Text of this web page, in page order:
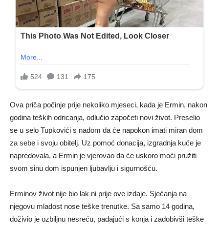
Ova priča počinje prije nekoliko mjeseci, kada je Ermin, nakon
godina teških odricanja, odlučio započeti novi život. Preselio
se u selo Tupkovići s nadom da će napokon imati miran dom
za sebe i svoju obitelj. Uz pomoć donacija, izgradnja kuće je
napredovala, a Ermin je vjerovao da će uskoro moći pružiti
svom sinu dom ispunjen ljubavlju i sigurnošću.
Erminov život nije bio lak ni prije ove izdaje. Sjećanja na
njegovu mladost nose teške trenutke. Sa samo 14 godina,
doživio je ozbiljnu nesreću, padajući s konja i zadobivši teške